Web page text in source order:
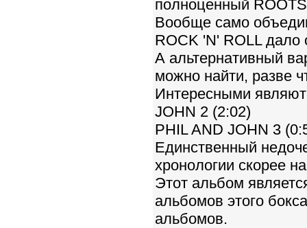
полноценный
Вообще само
ROCK 'N' ROLL дало
А альтернативный
можно найти, разве
Интересными
JOHN 2 (2:02)
PHIL AND JOHN 3
Единственный
хронологии скорее
Этот альбом
альбомов этого
альбомов.